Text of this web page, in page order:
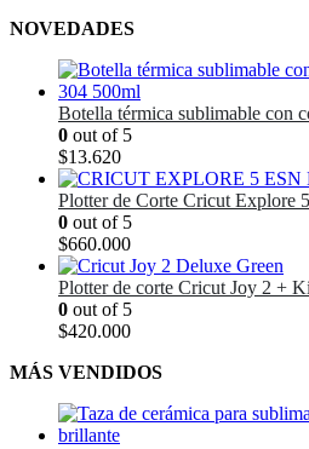
NOVEDADES
Botella térmica sublimable con
0 out of 5
$13.620
Plotter de Corte Cricut Explore
0 out of 5
$660.000
Plotter de corte Cricut Joy 2 +
0 out of 5
$420.000
MÁS VENDIDOS